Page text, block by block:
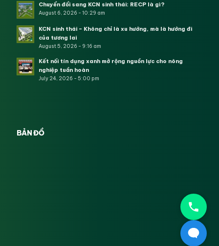
Chuyển đổi sang KCN sinh thái: RECP là gì?
August 6, 2026 - 10:29 am
KCN sinh thái – Không chỉ là xu hướng, mà là hướng đi
của tương lai
August 5, 2026 - 9:16 am
Kết nối tín dụng xanh mở rộng nguồn lực cho nông
nghiệp tuần hoàn
July 24, 2026 - 5:00 pm
BẢN ĐỒ